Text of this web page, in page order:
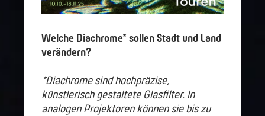
Welche Diachrome* sollen Stadt und Land
verändern?
*Diachrome sind hochpräzise,
künstlerisch gestaltete Glasfilter. In
analogen Projektoren können sie bis zu